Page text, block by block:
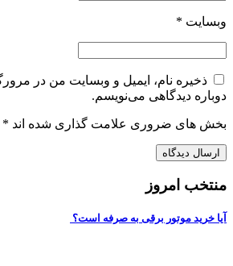
*
نام، ایمیل و وبسایت من در مرورگر
دیدگاهی می‌نویسم.
ضروری علامت گذاری شده اند*
امروز
موتور برقی به صرفه است؟